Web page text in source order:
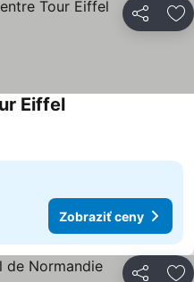
Zdieľať
Eiffel
Zobraziť ceny